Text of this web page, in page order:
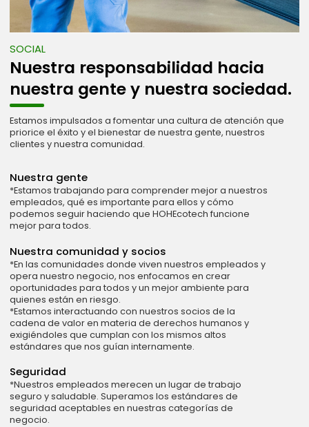
SOCIAL
Nuestra responsabilidad hacia
nuestra gente y nuestra sociedad.
Estamos impulsados a fomentar una cultura de atención que
priorice el éxito y el bienestar de nuestra gente, nuestros
clientes y nuestra comunidad.
Nuestra gente
*Estamos trabajando para comprender mejor a nuestros
empleados, qué es importante para ellos y cómo
podemos seguir haciendo que HOHEcotech funcione
mejor para todos.
Nuestra comunidad y socios
*En las comunidades donde viven nuestros empleados y
opera nuestro negocio, nos enfocamos en crear
oportunidades para todos y un mejor ambiente para
quienes están en riesgo.
*Estamos interactuando con nuestros socios de la
cadena de valor en materia de derechos humanos y
exigiéndoles que cumplan con los mismos altos
estándares que nos guían internamente.
Seguridad
*Nuestros empleados merecen un lugar de trabajo
seguro y saludable. Superamos los estándares de
seguridad aceptables en nuestras categorías de
negocio.